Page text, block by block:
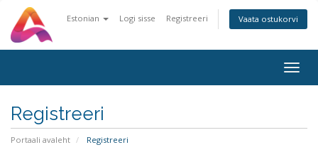
Estonian Logi sisse Registreeri Vaata ostukorvi
Registreeri
Portaali avaleht Registreeri